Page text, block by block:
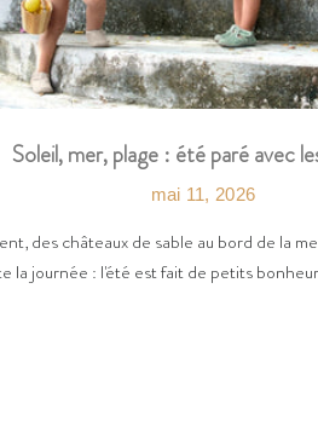
Soleil, mer, plage : été paré avec
mai 11, 2026
des châteaux de sable au bord de la
la journée : l'été est fait de petits